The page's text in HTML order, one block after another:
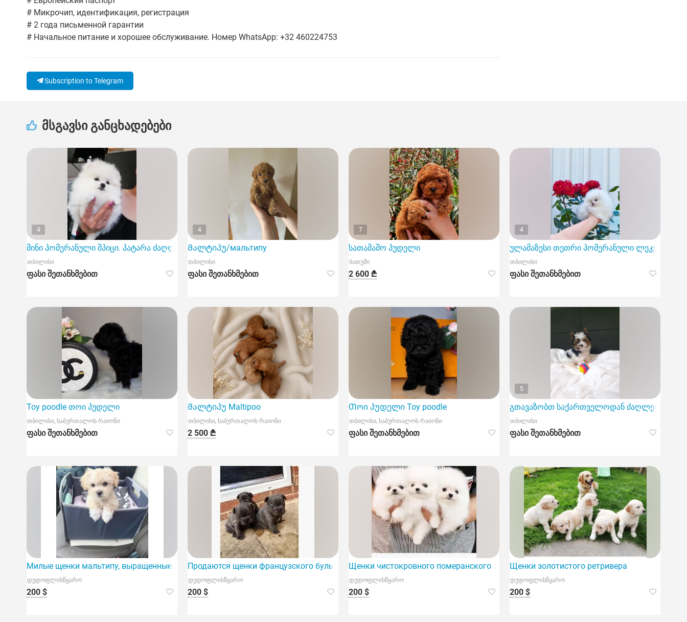
# Микрочип, идентификация, регистрация
# 2 года письменной гарантии
# Начальное питание и хорошее обслуживание. Номер WhatsApp: +32 460224753
Subscription to Telegram
მსგავსი განცხადებები
4
მინი პომერანული შპიცი. პატარა ძაღლის შეძენა ჩვენთან შეგიძლიათ ბათუმსა და თბილისში.
თბილისი
ფასი შეთანხმებით
4
Მალტიპუ/мальтипу
თბილისი
ფასი შეთანხმებით
7
სათამაშო პუდელი
ბათუმი
2 600 ₾
4
ულამაზესი თეთრი პომერანული ლეკვი.
თბილისი
ფასი შეთანხმებით
Toy poodle თოი პუდელი
თბილისი, საბურთალოს რაიონი
ფასი შეთანხმებით
Მალტიპუ Maltipoo
თბილისი, საბურთალოს რაიონი
2 500 ₾
Თოი პუდელი Toy poodle
თბილისი, საბურთალოს რაიონი
ფასი შეთანხმებით
5
გთავაზობთ საქართველოდან ძაღლების
თბილისი
ფასი შეთანხმებით
Милые щенки мальтипу, выращенные дома.
დედოფლისწყარო
200 $
Продаются щенки французского бульдога
დედოფლისწყარო
200 $
Щенки чистокровного померанского шпица
დედოფლისწყარო
200 $
Щенки золотистого ретривера
დედოფლისწყარო
200 $